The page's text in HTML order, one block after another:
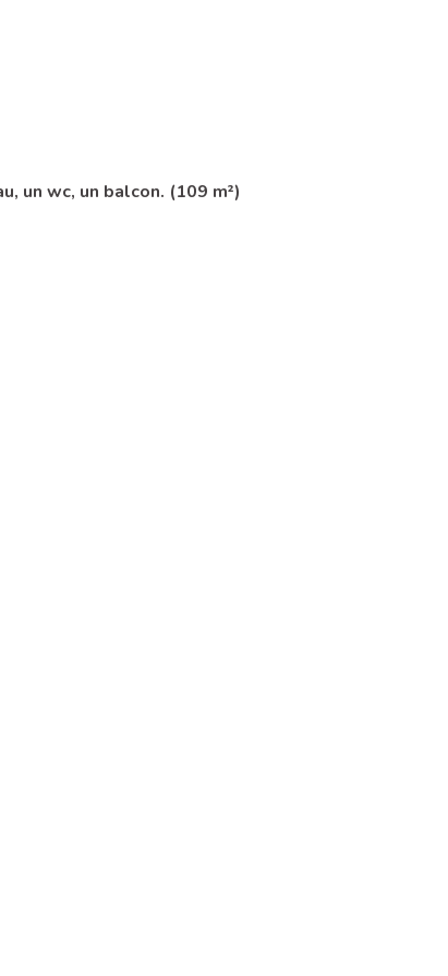
un wc, un balcon. (109 m²)